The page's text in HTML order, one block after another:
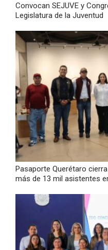
Convocan SEJUVE y
Legislatura de la Juventud
Pasaporte Querétaro
más de 13 mil asistentes